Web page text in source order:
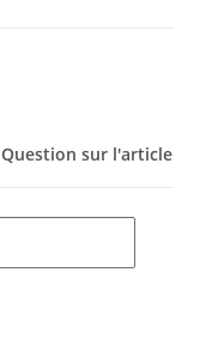
Question sur l'article